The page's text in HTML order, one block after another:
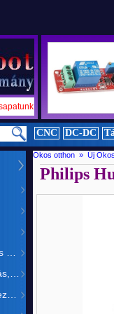
liga nemzetközi döntőjében!
CNC DC-DC
Okos otthon » Új
Philips